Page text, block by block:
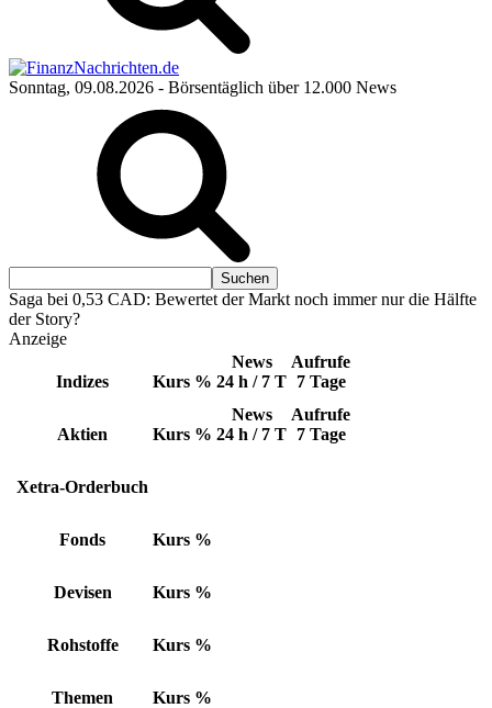
Sonntag, 09.08.2026 - Börsentäglich über 12.000 News
Saga bei 0,53 CAD: Bewertet der Markt noch immer nur die Hälfte
der Story?
Anzeige
Indizes Kurs %
News
24 h / 7 T
Aufrufe
7 Tage
Aktien Kurs %
News
24 h / 7 T
Aufrufe
7 Tage
Xetra-Orderbuch
Fonds Kurs %
Devisen Kurs %
Rohstoffe Kurs %
Themen Kurs %